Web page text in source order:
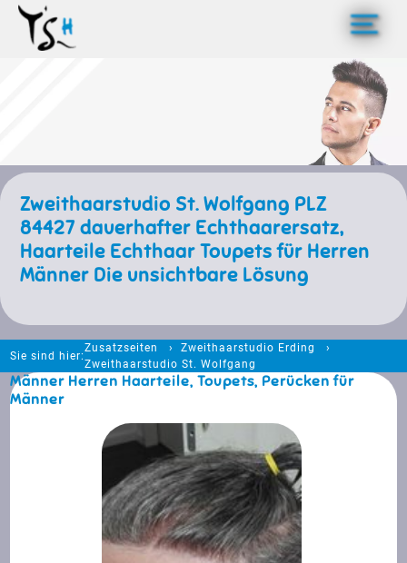
>
Zweithaarstudio St. Wolfgang PLZ
84427 dauerhafter Echthaarersatz,
Haarteile Echthaar Toupets für Herren
Männer Die unsichtbare Lösung
Sie sind hier:
Zusatzseiten
Zweithaarstudio Erding
Zweithaarstudio St. Wolfgang
Männer Herren Haarteile, Toupets, Perücken für
Männer